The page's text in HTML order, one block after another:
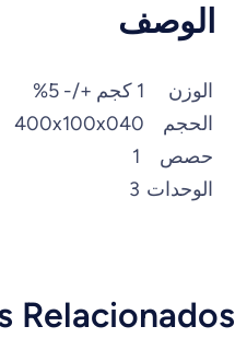
الوصف
الوزن
1 كجم +/- 5%
الحجم
400x100x040
حصص
الوحدات
Relacionados